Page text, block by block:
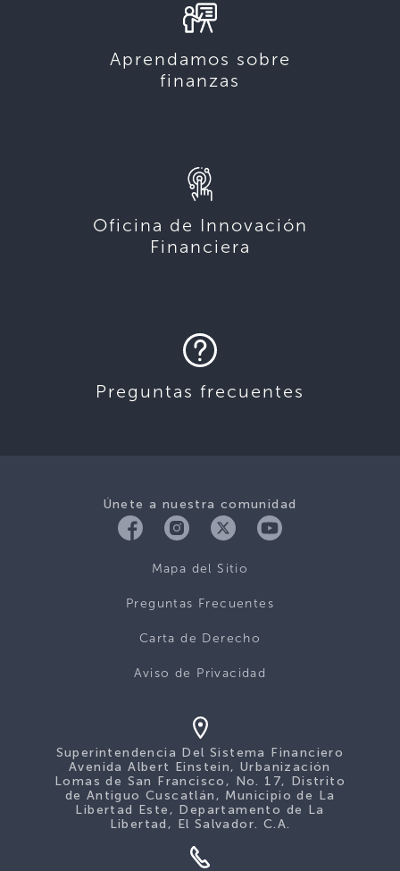
Aprendamos sobre
finanzas
Oficina de Innovación
Financiera
Preguntas frecuentes
Únete a nuestra comunidad
Mapa del Sitio
Preguntas Frecuentes
Carta de Derecho
Aviso de Privacidad
Superintendencia Del Sistema Financiero
Avenida Albert Einstein, Urbanización
Lomas de San Francisco, No. 17, Distrito
de Antiguo Cuscatlán, Municipio de La
Libertad Este, Departamento de La
Libertad, El Salvador. C.A.